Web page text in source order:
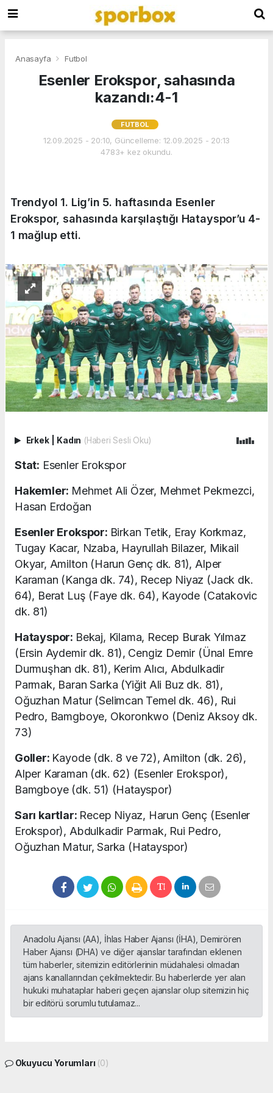
Anasayfa Futbol
Esenler Erokspor, sahasında
kazandı:4-1
FUTBOL
12.09.2025 - 20:10, Güncelleme: 12.09.2025 - 20:13
4783+ kez okundu.
Trendyol 1. Lig’in 5. haftasında Esenler
Erokspor, sahasında karşılaştığı Hatayspor’u 4-
1 mağlup etti.
Erkek Kadın (Haberi Sesli Oku)
Stat: Esenler Erokspor
Hakemler: Mehmet Ali Özer, Mehmet Pekmezci,
Hasan Erdoğan
Esenler Erokspor: Birkan Tetik, Eray Korkmaz,
Tugay Kacar, Nzaba, Hayrullah Bilazer, Mikail
Okyar, Amilton (Harun Genç dk. 81), Alper
Karaman (Kanga dk. 74), Recep Niyaz (Jack dk.
64), Berat Luş (Faye dk. 64), Kayode (Catakovic
dk. 81)
Hatayspor: Bekaj, Kilama, Recep Burak Yılmaz
(Ersin Aydemir dk. 81), Cengiz Demir (Ünal Emre
Durmuşhan dk. 81), Kerim Alıcı, Abdulkadir
Parmak, Baran Sarka (Yiğit Ali Buz dk. 81),
Oğuzhan Matur (Selimcan Temel dk. 46), Rui
Pedro, Bamgboye, Okoronkwo (Deniz Aksoy dk.
73)
Goller: Kayode (dk. 8 ve 72), Amilton (dk. 26),
Alper Karaman (dk. 62) (Esenler Erokspor),
Bamgboye (dk. 51) (Hatayspor)
Sarı kartlar: Recep Niyaz, Harun Genç (Esenler
Erokspor), Abdulkadir Parmak, Rui Pedro,
Oğuzhan Matur, Sarka (Hatayspor)
Anadolu Ajansı (AA), İhlas Haber Ajansı (İHA), Demirören
Haber Ajansı (DHA) ve diğer ajanslar tarafından eklenen
tüm haberler, sitemizin editörlerinin müdahalesi olmadan
ajans kanallarından çekilmektedir. Bu haberlerde yer alan
hukuki muhataplar haberi geçen ajanslar olup sitemizin hiç
bir editörü sorumlu tutulamaz...
Okuyucu Yorumları (0)